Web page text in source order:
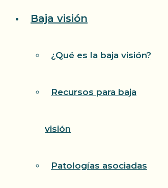
Baja visión
¿Qué es la baja visión?
Recursos para baja
visión
Patologías asociadas